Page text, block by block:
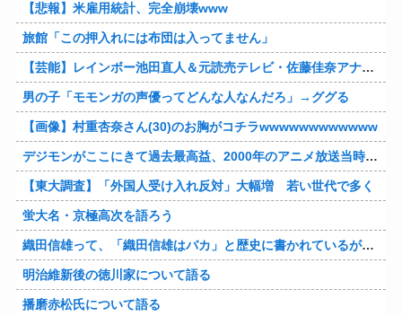
【悲報】米雇用統計、完全崩壊www
旅館「この押入れには布団は入ってません」
【芸能】レインボー池田直人＆元読売テレビ・佐藤佳奈アナが結婚
男の子「モモンガの声優ってどんな人なんだろ」→ググる
【画像】村重杏奈さん(30)のお胸がコチラwwwwwwwwwwww
デジモンがここにきて過去最高益、2000年のアニメ放送当時を上回る
【東大調査】「外国人受け入れ反対」大幅増 若い世代で多く
蛍大名・京極高次を語ろう
織田信雄って、「織田信雄はバカ」と歴史に書かれているが今まで家が残っているんでバカではないよな？
明治維新後の徳川家について語る
播磨赤松氏について語る